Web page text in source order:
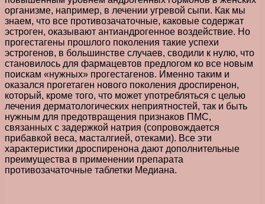
организме, например, в лечении угревой сыпи. Как мы
знаем, что все противозачаточные, каковые содержат
эстроген, оказывают антиандрогенное воздействие. Но
прогестагены прошлого поколения такие успехи
эстрогенов, в большинстве случаев, сводили к нулю, что
становилось для фармацевтов предлогом ко все новым
поискам «нужных» прогестагенов. Именно таким и
оказался прогетаген нового поколения дроспиренон,
который, кроме того, что может употребляться с целью
лечения дерматологических неприятностей, так и быть
нужным для предотвращения признаков ПМС,
связанных с задержкой натрия (сопровождается
прибавкой веса, масталгией, отеками). Все эти
характеристики дроспиренона дают дополнительные
преимущества в применении препарата
противозачаточные таблетки Медиана.